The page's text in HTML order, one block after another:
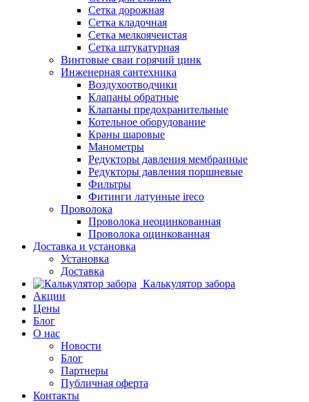
Сетка дорожная
Сетка кладочная
Сетка мелкоячеистая
Сетка штукатурная
Винтовые сваи горячий цинк
Инженерная сантехника
Воздухоотводчики
Клапаны обратные
Клапаны предохранительные
Котельное оборудование
Краны шаровые
Манометры
Редукторы давления мембранные
Редукторы давления поршневые
Фильтры
Фитинги латунные ireco
Проволока
Проволока неоцинкованная
Проволока оцинкованная
Доставка и установка
Установка
Доставка
Калькулятор забора
Акции
Цены
Блог
О нас
Новости
Блог
Партнеры
Публичная оферта
Контакты